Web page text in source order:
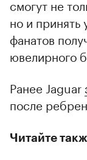
смогут не
но и
фанатов
ювелирного
Ранее Jaguar
после
Читайте